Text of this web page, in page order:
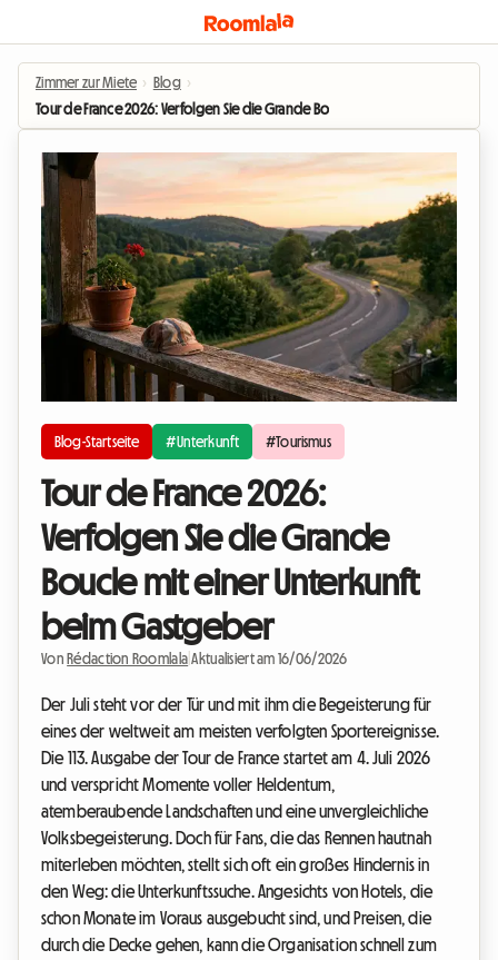
Zimmer zur Miete › Blog ›
Tour de France 2026: Verfolgen Sie die Grande Boucle mit einer Unterkunft
Blog-Startseite #Unterkunft #Tourismus
Tour de France 2026:
Verfolgen Sie die Grande
Boucle mit einer Unterkunft
beim Gastgeber
Von Rédaction Roomlala |Aktualisiert am 16/06/2026
Der Juli steht vor der Tür und mit ihm die Begeisterung für
eines der weltweit am meisten verfolgten Sportereignisse.
Die 113. Ausgabe der Tour de France startet am 4. Juli 2026
und verspricht Momente voller Heldentum,
atemberaubende Landschaften und eine unvergleichliche
Volksbegeisterung. Doch für Fans, die das Rennen hautnah
miterleben möchten, stellt sich oft ein großes Hindernis in
den Weg: die Unterkunftssuche. Angesichts von Hotels, die
schon Monate im Voraus ausgebucht sind, und Preisen, die
durch die Decke gehen, kann die Organisation schnell zum